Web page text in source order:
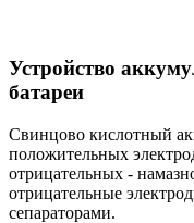
Устройство
батареи
Свинцово кислотный
положительных
отрицательных -
отрицательные
сепараторами.